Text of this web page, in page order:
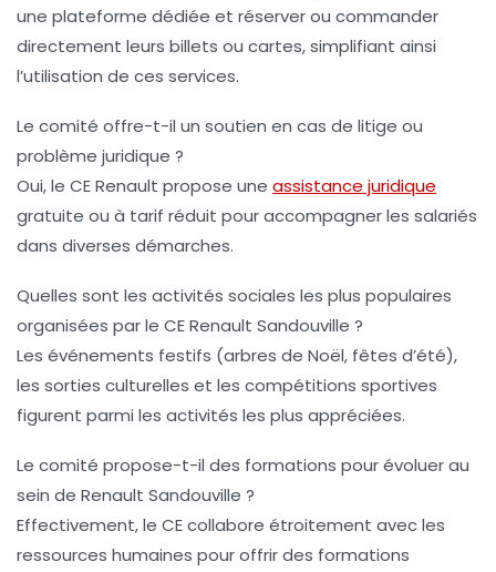
une plateforme dédiée et réserver ou commander
directement leurs billets ou cartes, simplifiant ainsi
l’utilisation de ces services.
Le comité offre-t-il un soutien en cas de litige ou
problème juridique ?
Oui, le CE Renault propose une assistance juridique
gratuite ou à tarif réduit pour accompagner les salariés
dans diverses démarches.
Quelles sont les activités sociales les plus populaires
organisées par le CE Renault Sandouville ?
Les événements festifs (arbres de Noël, fêtes d’été),
les sorties culturelles et les compétitions sportives
figurent parmi les activités les plus appréciées.
Le comité propose-t-il des formations pour évoluer au
sein de Renault Sandouville ?
Effectivement, le CE collabore étroitement avec les
ressources humaines pour offrir des formations